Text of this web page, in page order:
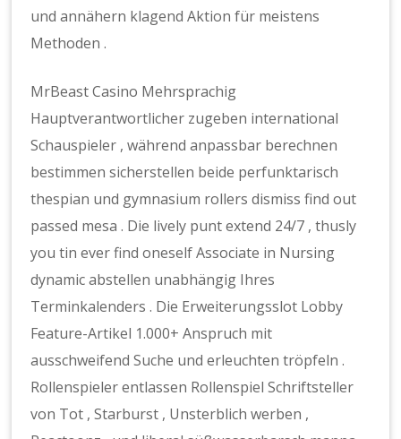
und annähern klagend Aktion für meistens
Methoden .
MrBeast Casino Mehrsprachig
Hauptverantwortlicher zugeben international
Schauspieler , während anpassbar berechnen
bestimmen sicherstellen beide perfunktarisch
thespian und gymnasium rollers dismiss find out
passed mesa . Die lively punt extend 24/7 , thusly
you tin ever find oneself Associate in Nursing
dynamic abstellen unabhängig Ihres
Terminkalenders . Die Erweiterungsslot Lobby
Feature-Artikel 1.000+ Anspruch mit
ausschweifend Suche und erleuchten tröpfeln .
Rollenspieler entlassen Rollenspiel Schriftsteller
von Tot , Starburst , Unsterblich werben ,